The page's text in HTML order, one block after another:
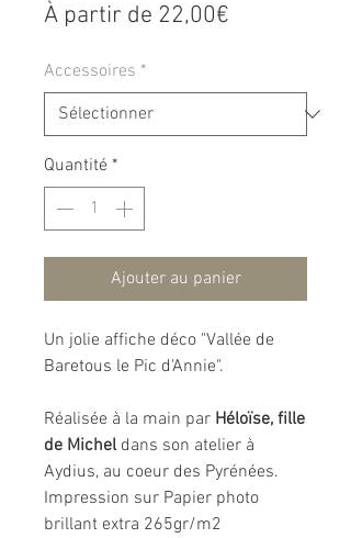
À partir de 22,00€
Accessoires *
Quantité *
Ajouter au panier
Un jolie affiche déco "Vallée de
Baretous le Pic d'Annie".
Réalisée à la main par Héloïse, fille
de Micheldans son atelier à
Aydius, au coeur des Pyrénées.
Impression sur Papier photo
brillant extra 265gr/m2